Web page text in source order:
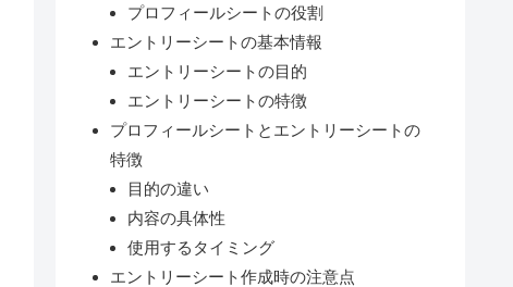
プロフィールシートの役割
エントリーシートの基本情報
エントリーシートの目的
エントリーシートの特徴
プロフィールシートとエントリーシートの
特徴
目的の違い
内容の具体性
使用するタイミング
エントリーシート作成時の注意点